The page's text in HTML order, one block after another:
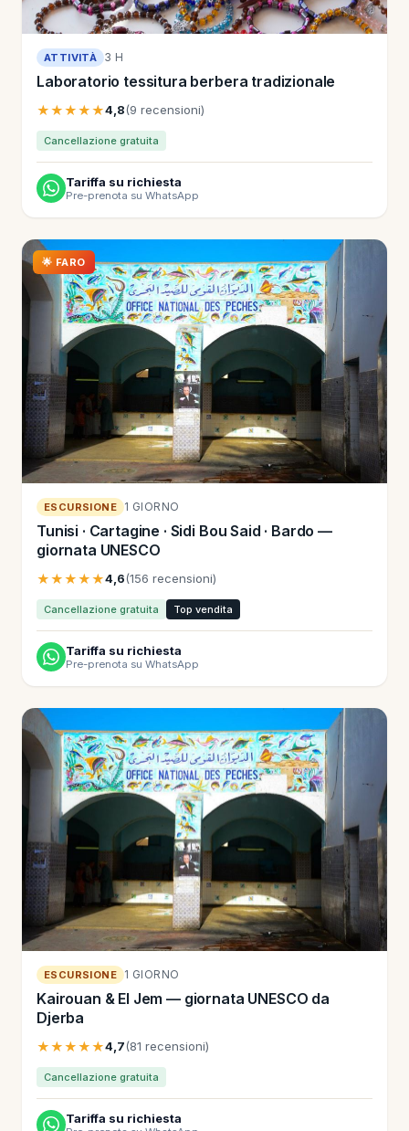
ATTIVITÀ 3 H
Laboratorio tessitura berbera tradizionale
★★★★★4,8(9 recensioni)
Cancellazione gratuita
Tariffa su richiesta
Pre-prenota su WhatsApp
🌟 FARO
ESCURSIONE 1 GIORNO
Tunisi · Cartagine · Sidi Bou Said · Bardo —
giornata UNESCO
★★★★★4,6(156 recensioni)
Cancellazione gratuita Top vendita
Tariffa su richiesta
Pre-prenota su WhatsApp
ESCURSIONE 1 GIORNO
Kairouan & El Jem — giornata UNESCO da
Djerba
★★★★★4,7(81 recensioni)
Cancellazione gratuita
Tariffa su richiesta